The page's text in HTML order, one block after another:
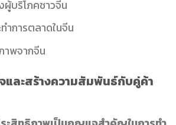
บริโภคชาวจีน
ำการตลาดในจีน
าพจากจีน
จและสร้างความสัมพันธ์กับคู่ค้า